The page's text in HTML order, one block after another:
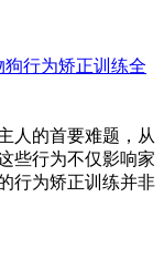
人的首要难题，从
些行为不仅影响家
行为矫正训练并非